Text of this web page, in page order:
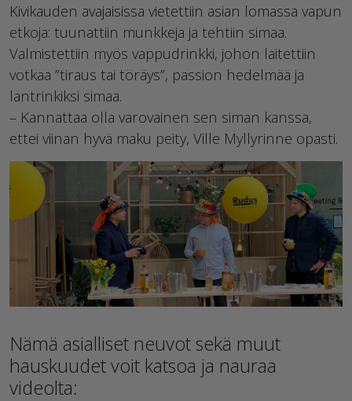
Kivikauden avajaisissa vietettiin asian lomassa vapun
etkoja: tuunattiin munkkeja ja tehtiin simaa.
Valmistettiin myös vappudrinkki, johon laitettiin
votkaa ”tiraus tai töräys”, passion hedelmää ja
lantrinkiksi simaa.
– Kannattaa olla varovainen sen siman kanssa,
ettei viinan hyvä maku peity, Ville Myllyrinne opasti.
Nämä asialliset neuvot sekä muut
hauskuudet voit katsoa ja nauraa
videolta: